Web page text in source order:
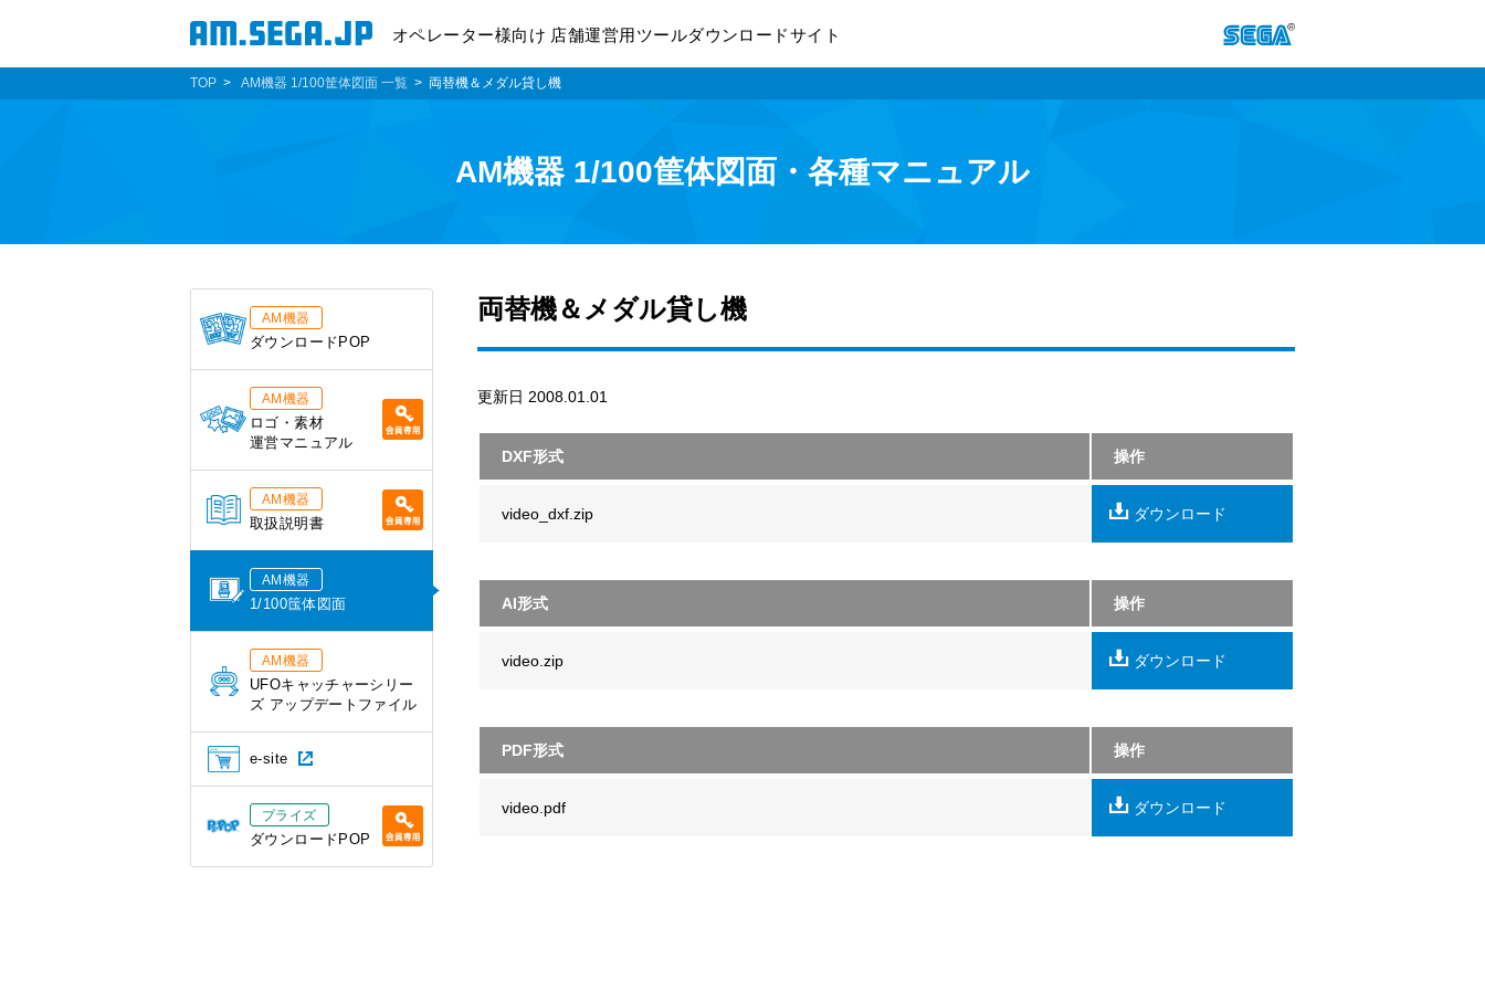
オペレーター様向け 店舗運営用ツールダウンロードサイト
TOP AM機器 1/100筐体図面 一覧 両替機＆メダル貸し機
AM機器 1/100筐体図面・各種マニュアル
両替機＆メダル貸し機
更新日 2008.01.01
DXF形式 操作
video_dxf.zip ダウンロード
AI形式 操作
video.zip ダウンロード
PDF形式 操作
video.pdf ダウンロード
AM機器
ダウンロードPOP
AM機器
ロゴ・素材
運営マニュアル
AM機器
取扱説明書
AM機器
1/100筺体図面
AM機器
UFOキャッチャーシリー
ズ アップデートファイル
e-site
プライズ
ダウンロードPOP